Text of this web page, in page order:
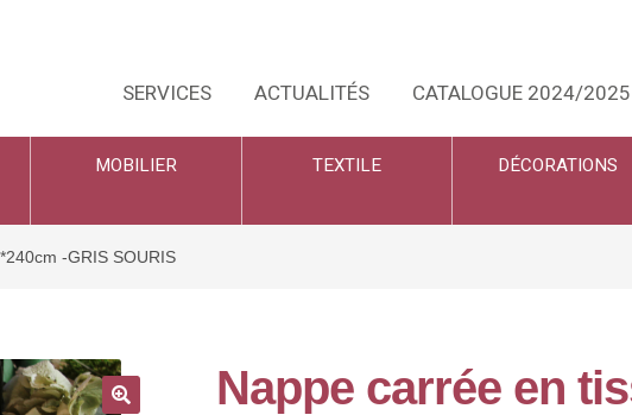
SERVICES ACTUALITÉS CATALOGUE 2024/2025
MOBILIER TEXTILE DÉCORATIONS
-GRIS SOURIS
Nappe carrée en